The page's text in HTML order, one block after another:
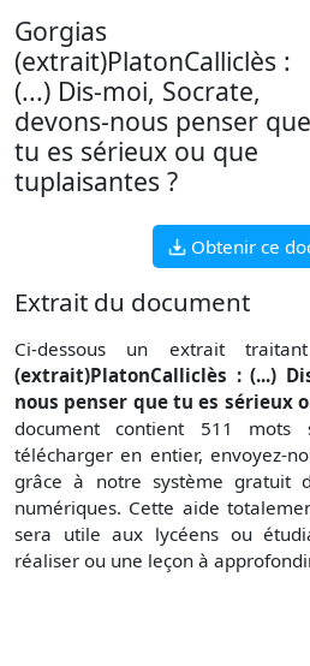
Gorgias
(extrait)PlatonCalliclès :
(...) Dis-moi, Socrate,
devons-nous penser que
tu es sérieux ou que
tuplaisantes ?
Obtenir ce
Extrait du document
Ci-dessous un extrait
(extrait)PlatonCalliclès : (...)
nous penser que tu es sérieux
document contient 511
télécharger en entier, envoyez-
grâce à notre système gratuit
numériques. Cette aide
sera utile aux lycéens ou
réaliser ou une leçon à